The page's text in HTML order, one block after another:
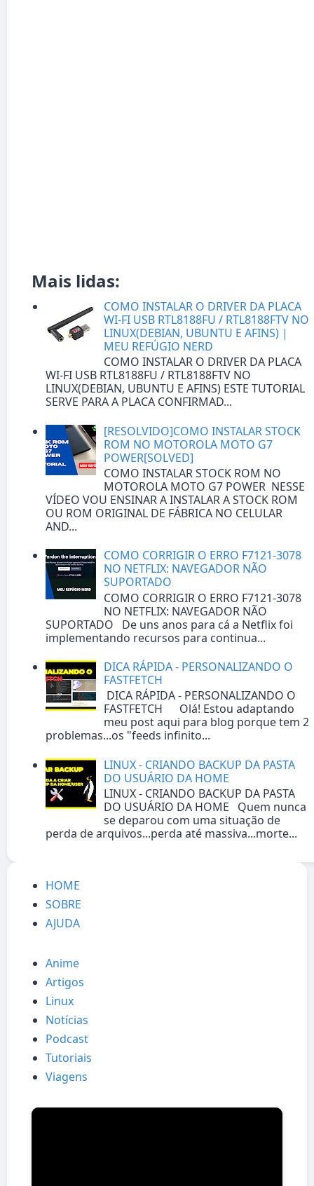
Mais lidas:
COMO INSTALAR O DRIVER DA PLACA
WI-FI USB RTL8188FU / RTL8188FTV NO
LINUX(DEBIAN, UBUNTU E AFINS) |
MEU REFÚGIO NERD
COMO INSTALAR O DRIVER DA PLACA
WI-FI USB RTL8188FU / RTL8188FTV NO
LINUX(DEBIAN, UBUNTU E AFINS) ESTE TUTORIAL
SERVE PARA A PLACA CONFIRMAD...
[RESOLVIDO]COMO INSTALAR STOCK
ROM NO MOTOROLA MOTO G7
POWER[SOLVED]
COMO INSTALAR STOCK ROM NO
MOTOROLA MOTO G7 POWER NESSE
VÍDEO VOU ENSINAR A INSTALAR A STOCK ROM
OU ROM ORIGINAL DE FÁBRICA NO CELULAR
AND...
COMO CORRIGIR O ERRO F7121-3078
NO NETFLIX: NAVEGADOR NÃO
SUPORTADO
COMO CORRIGIR O ERRO F7121-3078
NO NETFLIX: NAVEGADOR NÃO
SUPORTADO De uns anos para cá a Netflix foi
implementando recursos para continua...
DICA RÁPIDA - PERSONALIZANDO O
FASTFETCH
DICA RÁPIDA - PERSONALIZANDO O
FASTFETCH Olá! Estou adaptando
meu post aqui para blog porque tem 2
problemas...os "feeds infinito...
LINUX - CRIANDO BACKUP DA PASTA
DO USUÁRIO DA HOME
LINUX - CRIANDO BACKUP DA PASTA
DO USUÁRIO DA HOME Quem nunca
se deparou com uma situação de
perda de arquivos...perda até massiva...morte...
HOME
SOBRE
AJUDA
Anime
Artigos
Linux
Notícias
Podcast
Tutoriais
Viagens